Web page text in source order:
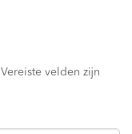
Vereiste velden zijn